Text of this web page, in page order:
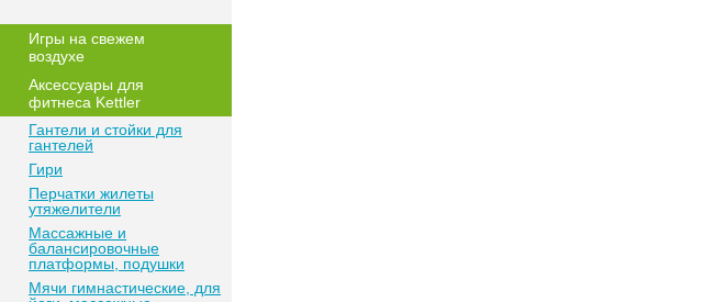
Игры на свежем
воздухе
Аксессуары для
фитнеса Kettler
Гантели и стойки для
гантелей
Гири
Перчатки жилеты
утяжелители
Массажные и
балансировочные
платформы, подушки
Мячи гимнастические, для